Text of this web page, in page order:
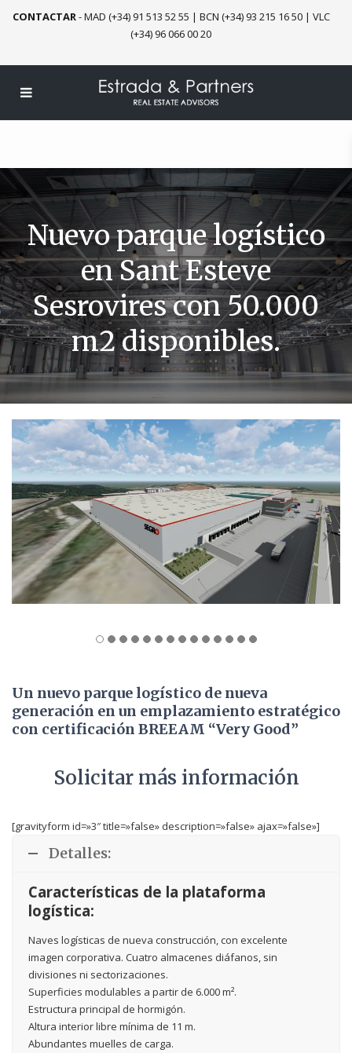
CONTACTAR-MAD (+34) 91 513 52 55 | BCN (+34) 93 215 16 50| VLC
(+34) 96 066 00 20
Nuevo parque logístico
en Sant Esteve
Sesrovires con 50.000
m2 disponibles.
Un nuevo parque logístico de nueva
generación en un emplazamiento estratégico
con certificación BREEAM “Very Good”
Solicitar más información
[gravityform id=»3″ title=»false» description=»false» ajax=»false»]
Detalles:
Características de la plataforma
logística:
Naves logísticas de nueva construcción, con excelente
imagen corporativa. Cuatro almacenes diáfanos, sin
divisiones ni sectorizaciones.
Superficies modulables a partir de 6.000 m².
Estructura principal de hormigón.
Altura interior libre mínima de 11 m.
Abundantes muelles de carga.